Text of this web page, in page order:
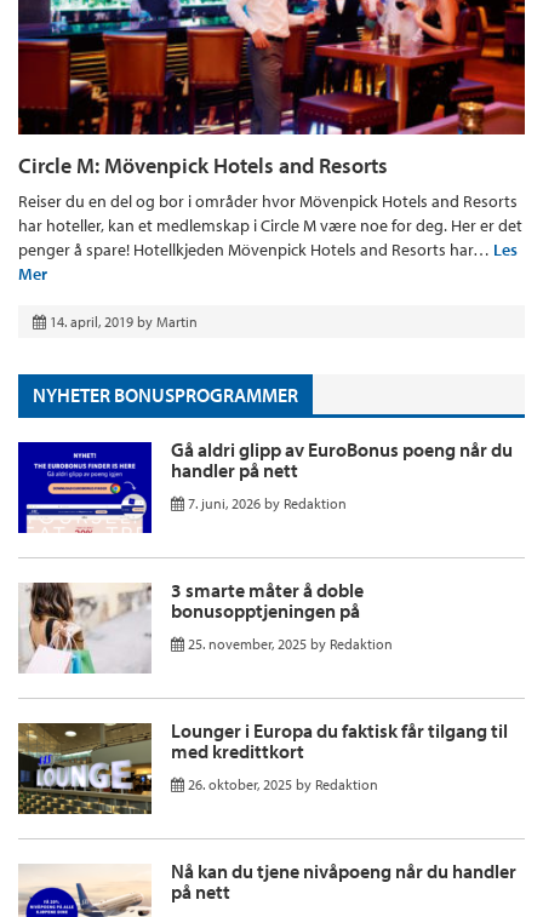
Circle M: Mövenpick Hotels and Resorts
Reiser du en del og bor i områder hvor Mövenpick Hotels and Resorts
har hoteller, kan et medlemskap i Circle M være noe for deg. Her er det
penger å spare! Hotellkjeden Mövenpick Hotels and Resorts har… Les
Mer
14. april, 2019 by Martin
NYHETER BONUSPROGRAMMER
Gå aldri glipp av EuroBonus poeng når du
handler på nett
7. juni, 2026 by Redaktion
3 smarte måter å doble
bonusopptjeningen på
25. november, 2025 by Redaktion
Lounger i Europa du faktisk får tilgang til
med kredittkort
26. oktober, 2025 by Redaktion
Nå kan du tjene nivåpoeng når du handler
på nett